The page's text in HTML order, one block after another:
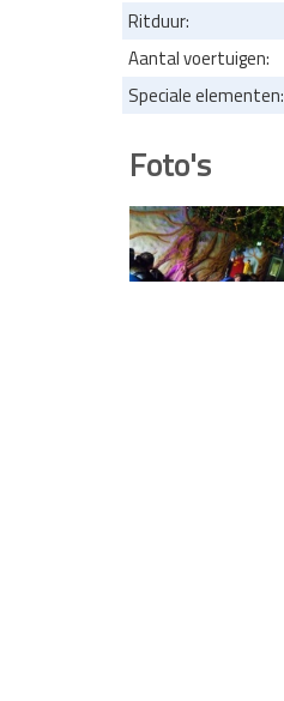
Ritduur:
Aantal voertuigen:
Speciale elementen:
Foto's